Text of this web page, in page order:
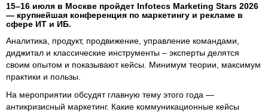
15–16 июля в Москве пройдет Infotecs Marketing Stars 2026
— крупнейшая конференция по маркетингу и рекламе в
сфере ИТ и ИБ.
Аналитика, продукт, продвижение, управление командами,
диджитал и классические инструменты – эксперты делятся
своим опытом и показывают кейсы. Минимум теории, максимум
практики и пользы.
На мероприятии обсудят главную тему этого года —
антикризисный маркетинг. Какие коммуникационные кейсы